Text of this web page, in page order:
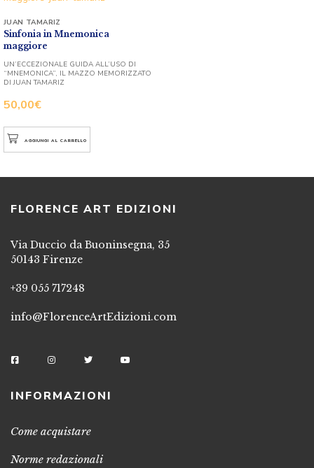
Sinfonia in Mnemonica
maggiore
50,00€
JUAN TAMARIZ
UN’ECCEZIONALE GUIDA ALL’USO DI
“MNEMONICA”, IL MAZZO MEMORIZZATO
DI JUAN TAMARIZ
AGGIUNGI AL CARRELLO
FLORENCE ART EDIZIONI
Via Duccio da Buoninsegna, 35
50143 Firenze
+39 055 717248
info@FlorenceArtEdizioni.com
INFORMAZIONI
Come acquistare
Norme redazionali